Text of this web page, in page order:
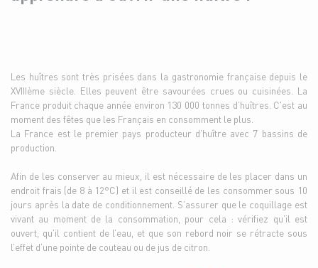
Les huîtres sont très prisées dans la gastronomie française depuis le
XVIIIème siècle. Elles peuvent être savourées crues ou cuisinées. La
France produit chaque année environ 130 000 tonnes d’huîtres. C'est au
moment des fêtes que les Français en consomment le plus.
La France est le premier pays producteur d’huître avec 7 bassins de
production.
Afin de les conserver au mieux, il est nécessaire de les placer dans un
endroit frais (de 8 à 12°C) et il est conseillé de les consommer sous 10
jours après la date de conditionnement. S’assurer que le coquillage est
vivant au moment de la consommation, pour cela : vérifiez qu’il est
ouvert, qu’il contient de l’eau, et que son rebord noir se rétracte sous
l’effet d’une pointe de couteau ou de jus de citron.